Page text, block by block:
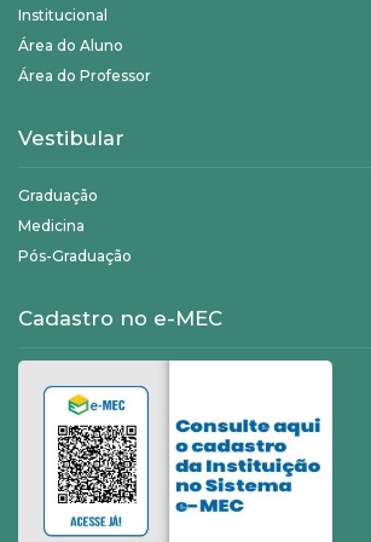
Institucional
Área do Aluno
Área do Professor
Vestibular
Graduação
Medicina
Pós-Graduação
Cadastro no e-MEC